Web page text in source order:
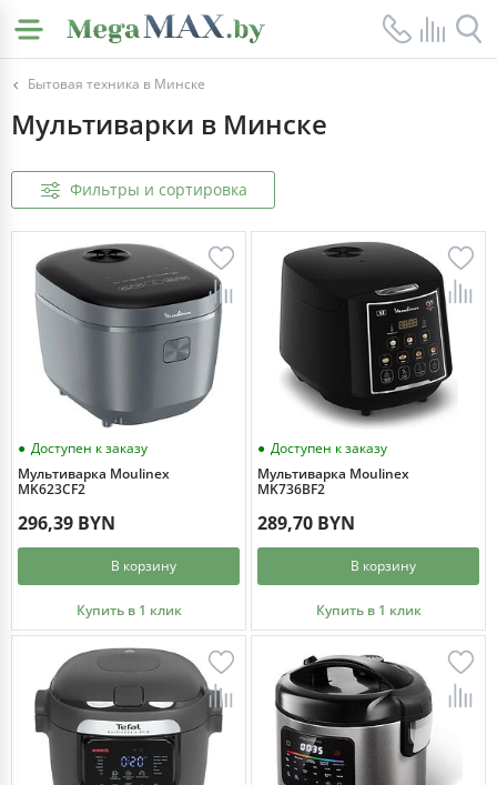
Бытовая техника в Минске
Мультиварки в Минске
Фильтры и сортировка
Доступен к заказу
Мультиварка Moulinex
MK623CF2
296,39 BYN
В корзину
Купить в 1 клик
Доступен к заказу
Мультиварка Moulinex
MK736BF2
289,70 BYN
В корзину
Купить в 1 клик